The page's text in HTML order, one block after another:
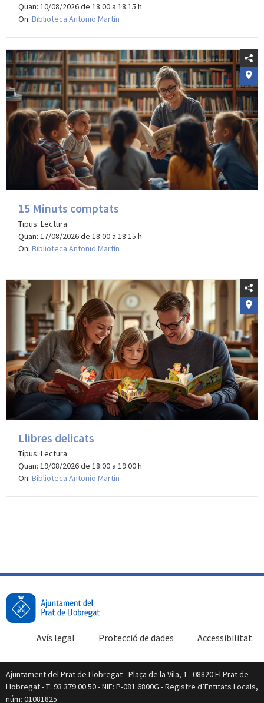
Quan: 10/08/2026 de 18:00 a 18:15 h
On: Biblioteca Antonio Martín
15 Minuts comptats
Tipus: Lectura
Quan: 17/08/2026 de 18:00 a 18:15 h
On: Biblioteca Antonio Martín
Llibres delicats
Tipus: Lectura
Quan: 19/08/2026 de 18:00 a 19:00 h
On: Biblioteca Antonio Martín
Accessibilitat
Protecció de dades
Avís legal
Ajuntament del Prat de Llobregat - Plaça de la Vila, 1 . 08820 El Prat de
Llobregat - T: 93 379 00 50 - NIF: P-081 6800G - Registre d’Entitats Locals,
núm: 01081825